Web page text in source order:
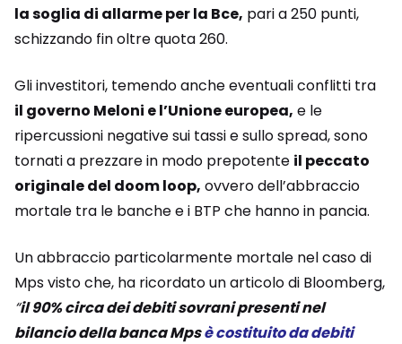
la soglia di allarme per la Bce, pari a 250 punti,
schizzando fin oltre quota 260.
Gli investitori, temendo anche eventuali conflitti tra
il governo Meloni e l’Unione europea, e le
ripercussioni negative sui tassi e sullo spread, sono
tornati a prezzare in modo prepotente il peccato
originale del doom loop, ovvero dell’abbraccio
mortale tra le banche e i BTP che hanno in pancia.
Un abbraccio particolarmente mortale nel caso di
Mps visto che, ha ricordato un articolo di Bloomberg,
“il 90% circa dei debiti sovrani presenti nel
bilancio della banca Mpsè costituito da debiti